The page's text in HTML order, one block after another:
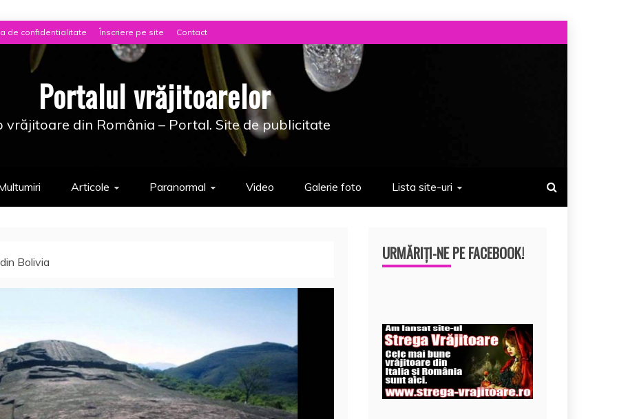
de confidentialitate Înscriere pe site Contact
Portalul vrăjitoarelor
vrăjitoare din România – Portal. Site de publicitate
Articole Paranormal Video Galerie foto Lista site-uri
Bolivia URMĂRIȚI-NE PE FACEBOOK!